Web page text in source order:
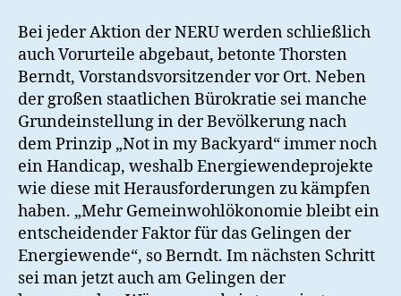
Bei jeder Aktion der NERU werden schließlich
auch Vorurteile abgebaut, betonte Thorsten
Berndt, Vorstandsvorsitzender vor Ort. Neben
der großen staatlichen Bürokratie sei manche
Grundeinstellung in der Bevölkerung nach
dem Prinzip „Not in my Backyard“ immer noch
ein Handicap, weshalb Energiewendeprojekte
wie diese mit Herausforderungen zu kämpfen
haben. „Mehr Gemeinwohlökonomie bleibt ein
entscheidender Faktor für das Gelingen der
Energiewende“, so Berndt. Im nächsten Schritt
sei man jetzt auch am Gelingen der